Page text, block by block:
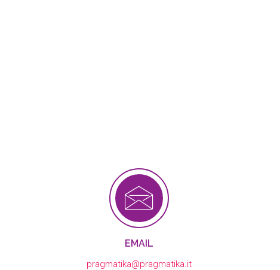
EMAIL
pragmatika@pragmatika.it